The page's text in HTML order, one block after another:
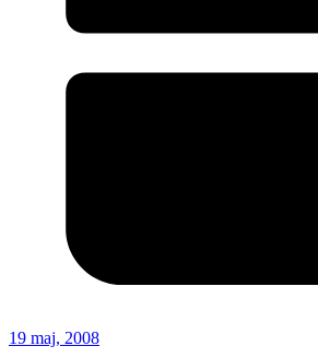
19 maj, 2008